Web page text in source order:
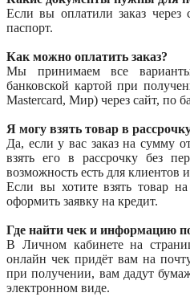
Если вы оплатили заказ через
паспорт.
Как можно оплатить заказ?
Мы принимаем все
банковской картой при
Mastercard, Мир) через сайт, по
Я могу взять товар в
Да, если у вас заказ на сумму
взять его в рассрочку без
возможность есть для клиентов
Если вы хотите взять товар
оформить заявку на кредит.
Где найти чек и информацию
В Личном кабинете на
онлайн чек придёт вам на
при получении, вам дадут
электронном виде.